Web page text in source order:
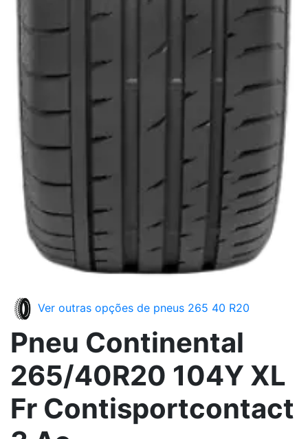
Ver outras opções de pneus 265 40 R20
Pneu Continental
265/40R20 104Y XL
Fr Contisportcontact